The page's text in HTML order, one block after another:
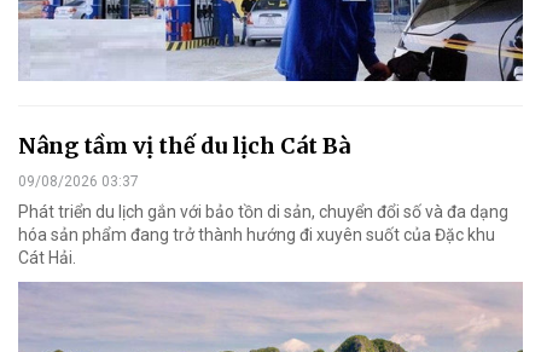
Nâng tầm vị thế du lịch Cát Bà
09/08/2026 03:37
Phát triển du lịch gắn với bảo tồn di sản, chuyển đổi số và đa dạng
hóa sản phẩm đang trở thành hướng đi xuyên suốt của Đặc khu
Cát Hải.